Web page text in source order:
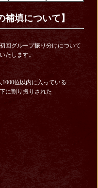
補填について】
回グループ振り分けについて
たします。
位以内に入っている
に割り振りされた